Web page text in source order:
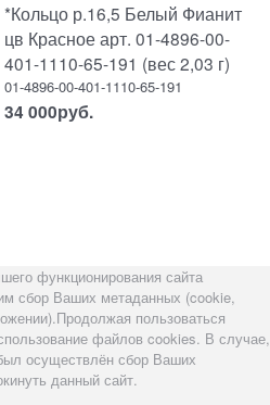
*Кольцо р.16,5 Белый Фианит
цв Красное арт. 01-4896-00-
401-1110-65-191 (вес 2,03 г)
01-4896-00-401-1110-65-191
34 000руб.
функционирования сайта
сбор Ваших метаданных (cookie,
пользоваться
файлов cookies. В случае,
осуществлён сбор Ваших
данный сайт.